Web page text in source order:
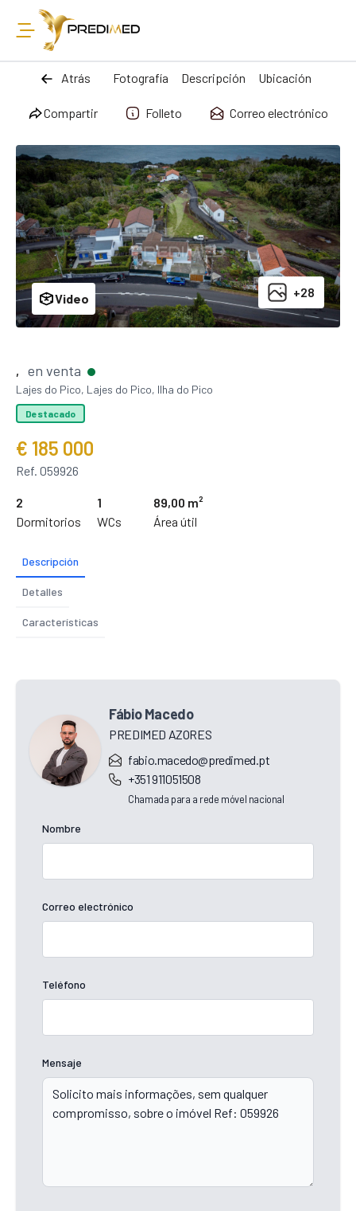
Atrás Fotografía Descripción Ubicación
Compartir Folleto Correo electrónico
+28
Video
, en venta
Lajes do Pico, Lajes do Pico, Ilha do Pico
Destacado
€ 185 000
Ref. 059926
2
Dormitorios
1
WCs
89,00 m²
Área útil
Descripción
Detalles
Características
Fábio Macedo
PREDIMED AZORES
fabio.macedo@predimed.pt
+351 911051508
Chamada para a rede móvel nacional
Nombre
Correo electrónico
Teléfono
Mensaje